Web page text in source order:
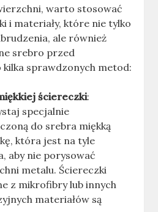
warto stosować
i materiały, które nie tylko
ale również
srebro przed
sprawdzonych metod:
ściereczki:
specjalnie
do srebra miękką
która jest na tyle
aby nie porysować
metalu. Ściereczki
z mikrofibry lub innych
materiałów są